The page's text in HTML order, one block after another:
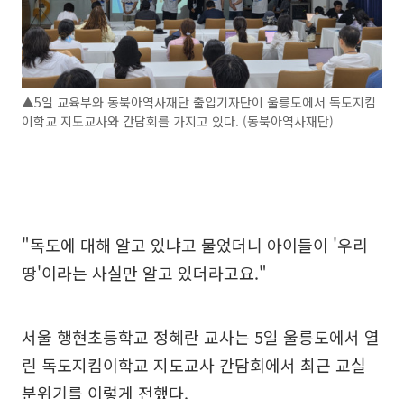
▲5일 교육부와 동북아역사재단 출입기자단이 울릉도에서 독도지킴
이학교 지도교사와 간담회를 가지고 있다. (동북아역사재단)
"독도에 대해 알고 있냐고 물었더니 아이들이 '우리
땅'이라는 사실만 알고 있더라고요."
서울 행현초등학교 정혜란 교사는 5일 울릉도에서 열
린 독도지킴이학교 지도교사 간담회에서 최근 교실
분위기를 이렇게 전했다.